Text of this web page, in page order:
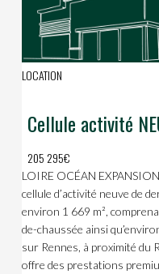
LOCATION
205 295€
LOIRE OCÉAN
cellule d’activité neuve de
environ 1 669 m²,
de-chaussée ainsi
sur Rennes, à proximité du
offre des prestations